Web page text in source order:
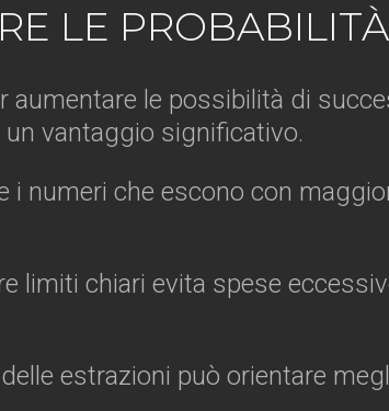
LE
le possibilità di
vantaggio significativo.
numeri che escono con
limiti chiari evita spese
estrazioni può orientare